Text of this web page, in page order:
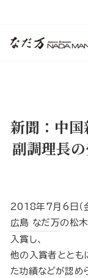
content
新聞：中
副調理長
2018年7月6日（金
広島 なだ万 の松
入賞し、
他の入賞者ととも
た功績などが認め